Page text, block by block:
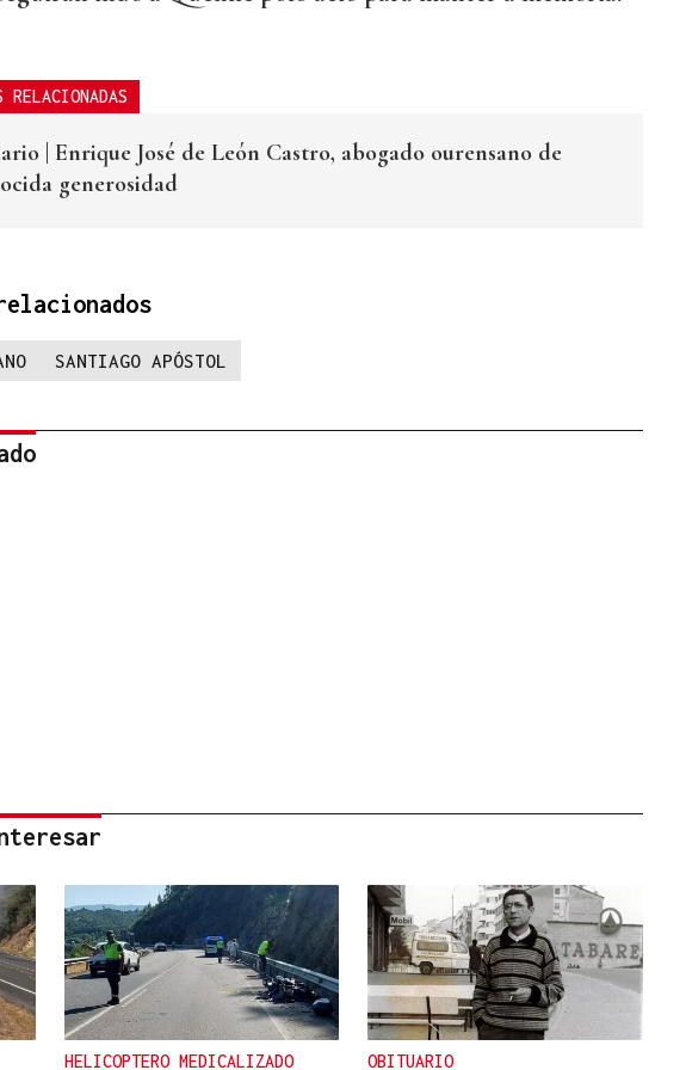
RELACIONADAS
| Enrique José de León Castro, abogado ourensano de
generosidad
SANTIAGO APÓSTOL
HELICOPTERO MEDICALIZADO OBITUARIO